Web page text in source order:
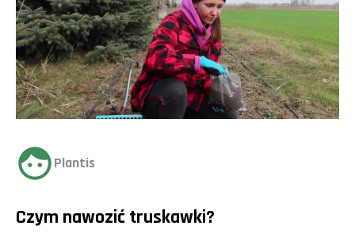
Plantis
Czym nawozić truskawki?